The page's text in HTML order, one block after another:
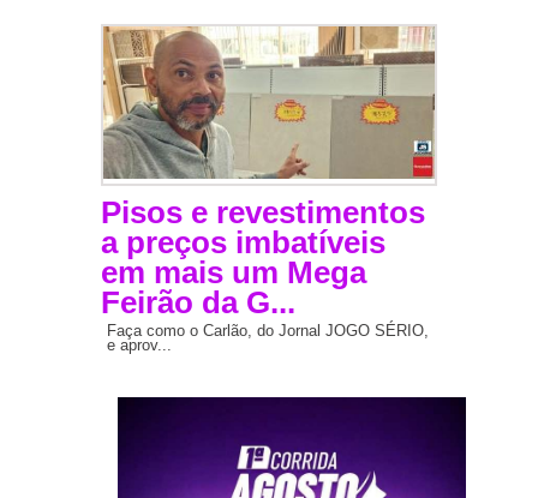
Pisos e revestimentos
a preços imbatíveis
em mais um Mega
Feirão da G...
Faça como o Carlão, do Jornal JOGO SÉRIO,
e aprov...